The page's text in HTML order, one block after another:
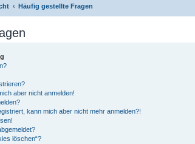
Häufig gestellte Fragen
aber nicht anmelden!
kann mich aber nicht mehr anmelden?!
löschen“?